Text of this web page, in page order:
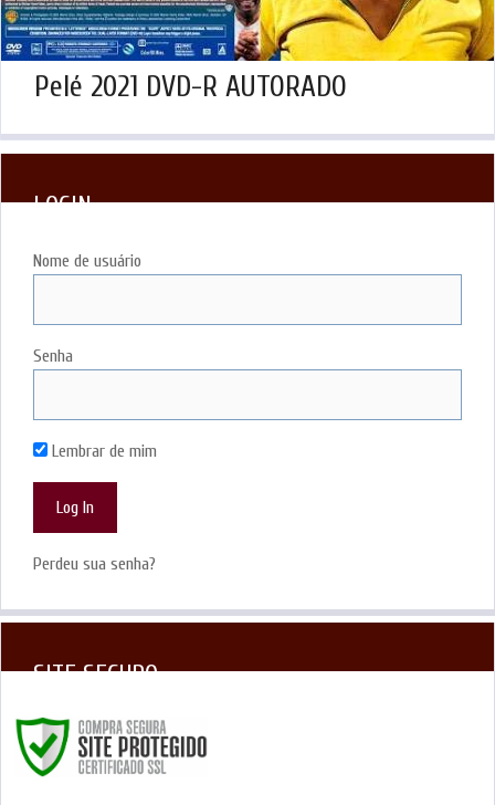
Pelé 2021 DVD-R AUTORADO
LOGIN
Nome de usuário
Senha
Lembrar de mim
Perdeu sua senha?
SITE SEGURO